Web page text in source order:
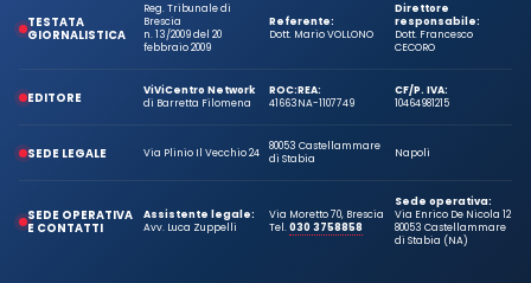
TESTATA
GIORNALISTICA
Reg. Tribunale di
Brescia
n. 13/2009 del 20
febbraio 2009
Referente:
Dott. Mario VOLLONO
Direttore
responsabile:
Dott. Francesco
CECORO
EDITORE
ViViCentro Network
di Barretta Filomena
ROC:
41663
REA:
NA-1107749
CF/P. IVA:
10464981215
SEDE LEGALE Via Plinio Il Vecchio 24
80053 Castellammare
di Stabia
Napoli
SEDE OPERATIVA
E CONTATTI
Assistente legale:
Avv. Luca Zuppelli
Via Moretto 70, Brescia
Tel.030 3758858
Sede operativa:
Via Enrico De Nicola 12
80053 Castellammare
di Stabia (NA)